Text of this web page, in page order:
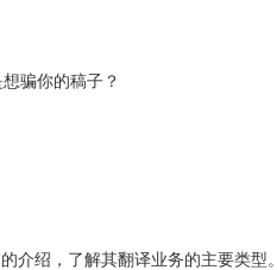
骗你的稿子？
介绍，了解其翻译业务的主要类型。